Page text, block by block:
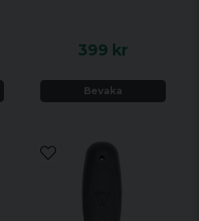
399 kr
Bevaka